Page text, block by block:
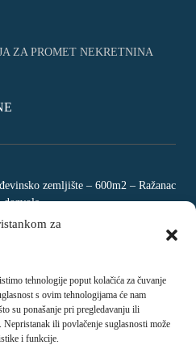
za
tehnologije poput kolačića za čuvanje
s ovim tehnologijama će nam
su ponašanje pri pregledavanju ili
ili povlačenje suglasnosti može
i funkcije.
ZA PROMET NEKRETNINA
zemljište – 600m2 – Ražanac
dozvola
stan – Jadranovo –
Croatia